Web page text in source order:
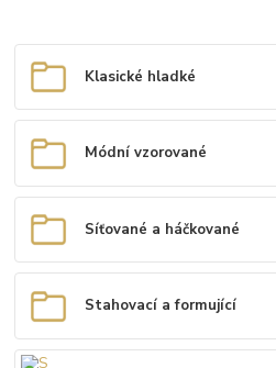
Klasické hladké
Módní vzorované
Síťované a háčkované
Stahovací a formující